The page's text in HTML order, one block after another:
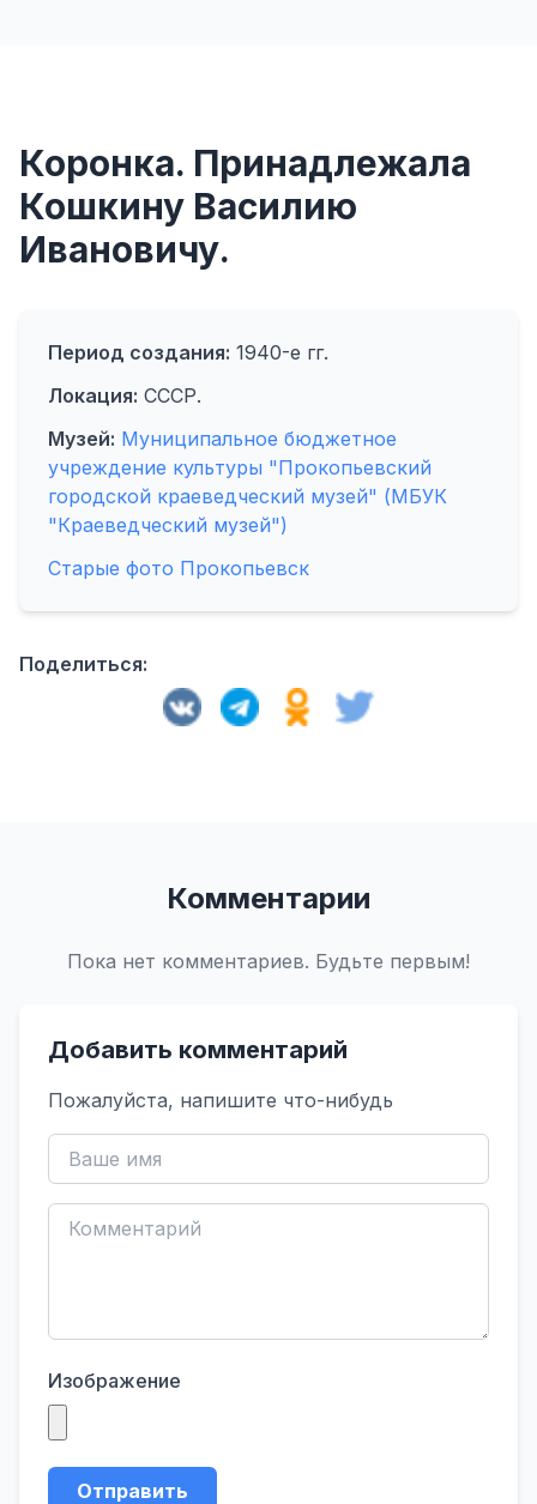
Коронка. Принадлежала
Кошкину Василию
Ивановичу.
Период создания: 1940-е гг.
Локация: СССР.
Музей: Муниципальное бюджетное
учреждение культуры "Прокопьевский
городской краеведческий музей" (МБУК
"Краеведческий музей")
Старые фото Прокопьевск
Поделиться:
Комментарии
Пока нет комментариев. Будьте первым!
Добавить комментарий
Пожалуйста, напишите что-нибудь
Изображение
Отправить